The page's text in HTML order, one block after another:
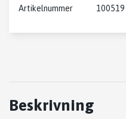
Artikelnummer 100519
Beskrivning